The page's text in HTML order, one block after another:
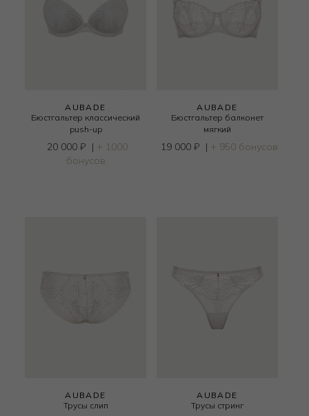
AUBADE
Бюстгальтер классический
push-up
20 000 ₽ | + 1000
бонусов
AUBADE
Бюстгальтер балконет
мягкий
19 000 ₽ | + 950 бонусов
AUBADE
Трусы слип
AUBADE
Трусы стринг